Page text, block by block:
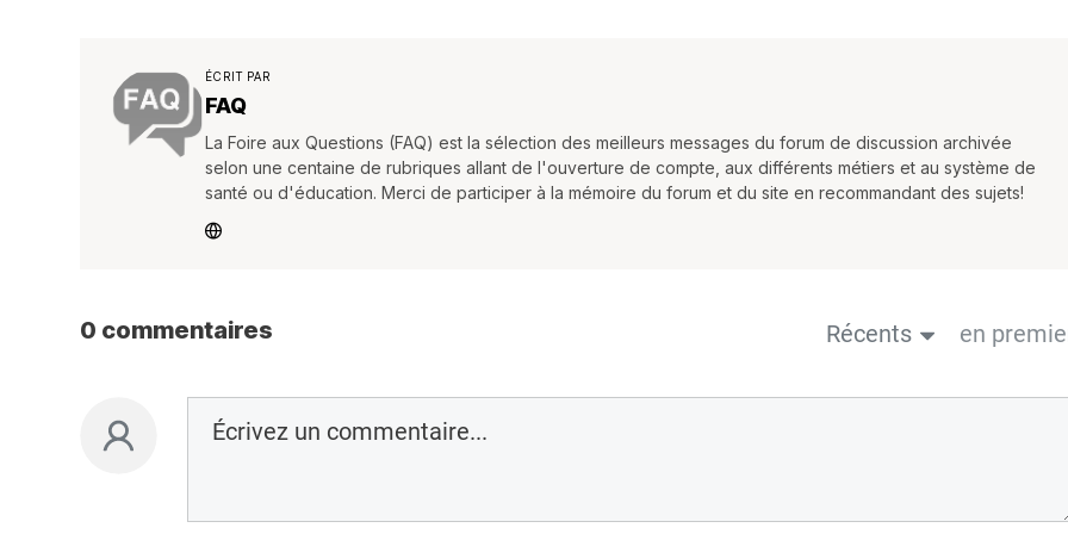
ÉCRIT PAR
FAQ
La Foire aux Questions (FAQ) est la sélection des meilleurs messages du forum de discussion archivée
selon une centaine de rubriques allant de l'ouverture de compte, aux différents métiers et au système de
santé ou d'éducation. Merci de participer à la mémoire du forum et du site en recommandant des sujets!
0 commentaires Récents en